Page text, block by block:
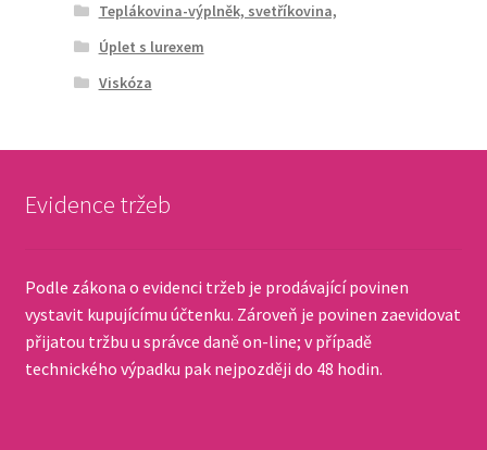
Teplákovina-výplněk, svetříkovina,
Úplet s lurexem
Viskóza
Evidence tržeb
Podle zákona o evidenci tržeb je prodávající povinen
vystavit kupujícímu účtenku. Zároveň je povinen zaevidovat
přijatou tržbu u správce daně on-line; v případě
technického výpadku pak nejpozději do 48 hodin.